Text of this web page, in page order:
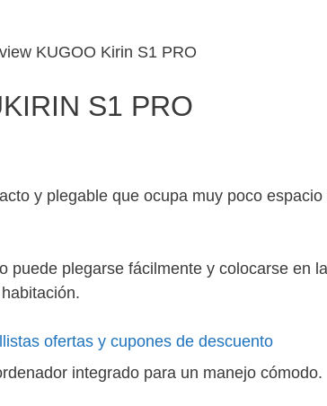
S1 PRO
y plegable que ocupa muy poco espacio
puede plegarse fácilmente y colocarse en
integrado para un manejo cómodo.